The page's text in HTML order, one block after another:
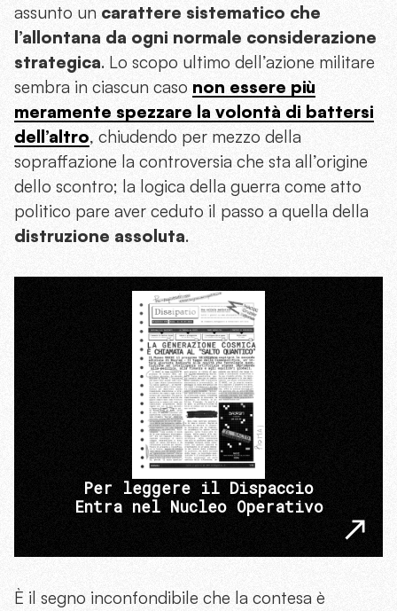
assunto un carattere sistematico che
l’allontana da ogni normale considerazione
strategica. Lo scopo ultimo dell’azione militare
sembra in ciascun caso non essere più
meramente spezzare la volontà di battersi
dell’altro, chiudendo per mezzo della
sopraffazione la controversia che sta all’origine
dello scontro; la logica della guerra come atto
politico pare aver ceduto il passo a quella della
distruzione assoluta.
Per leggere il Dispaccio
Entra nel Nucleo Operativo
È il segno inconfondibile che la contesa è